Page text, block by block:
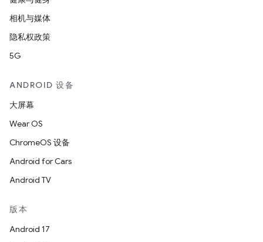
相机与媒体
隐私权政策
5G
ANDROID 设备
大屏幕
Wear OS
ChromeOS 设备
Android for Cars
Android TV
版本
Android 17